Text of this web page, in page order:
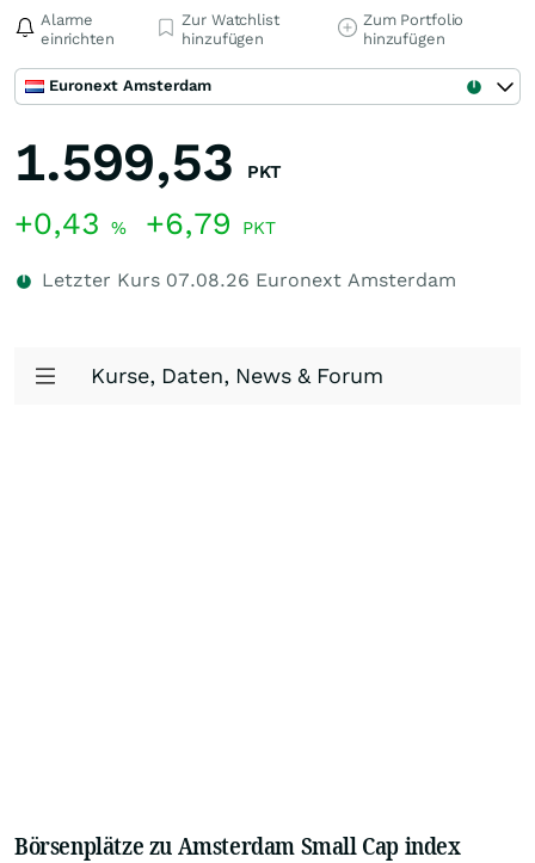
Alarme
einrichten
Zur Watchlist
hinzufügen
Zum Portfolio
hinzufügen
Euronext Amsterdam
1.599,53 PKT
+0,43 % +6,79 PKT
Letzter Kurs 07.08.26 Euronext Amsterdam
Kurse, Daten, News & Forum
Börsenplätze zu Amsterdam Small Cap index